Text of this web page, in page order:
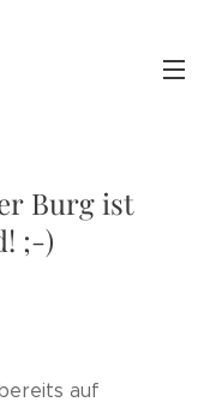
Burg ist
;-)
auf